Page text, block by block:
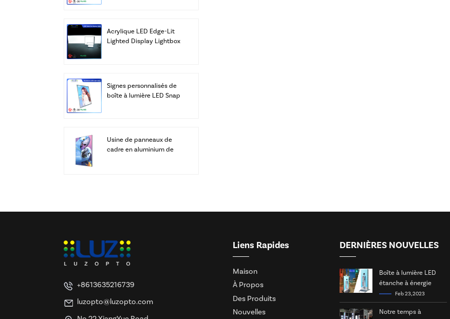
Acrylique LED Edge-Lit
Lighted Display Lightbox
Signes personnalisés de
boîte à lumière LED Snap
Usine de panneaux de
cadre en aluminium de
+8613635216739
luzopto@luzopto.com
Liens Rapides
Maison
À Propos
Des Produits
Nouvelles
DERNIÈRES NOUVELLES
Boîte à lumière LED
étanche à énergie
solaireFeb 23, 2023
Notre temps à